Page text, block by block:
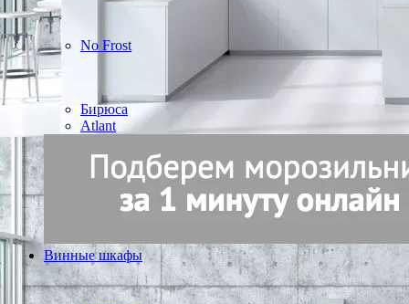
No Frost
Бирюса
Atlant
Винные шкафы